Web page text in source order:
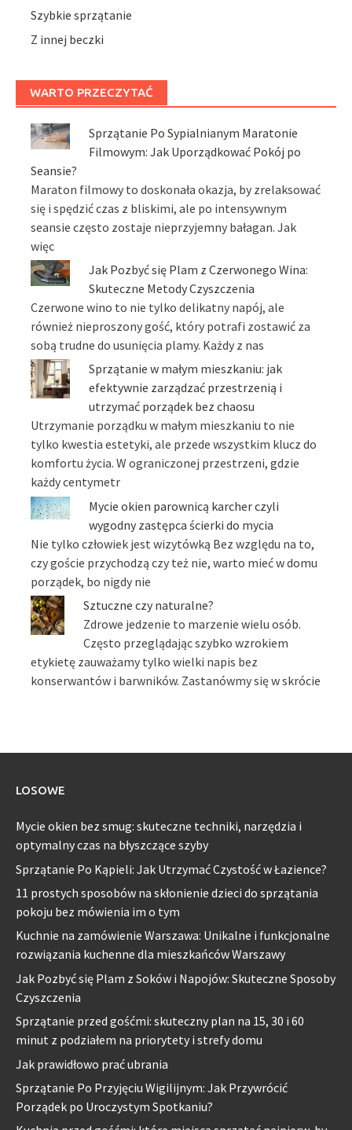
Szybkie sprzątanie
Z innej beczki
WARTO PRZECZYTAĆ
Sprzątanie Po Sypialnianym Maratonie
Filmowym: Jak Uporządkować Pokój po
Seansie?
Maraton filmowy to doskonała okazja, by zrelaksować
się i spędzić czas z bliskimi, ale po intensywnym
seansie często zostaje nieprzyjemny bałagan. Jak
więc
Jak Pozbyć się Plam z Czerwonego Wina:
Skuteczne Metody Czyszczenia
Czerwone wino to nie tylko delikatny napój, ale
również nieproszony gość, który potrafi zostawić za
sobą trudne do usunięcia plamy. Każdy z nas
Sprzątanie w małym mieszkaniu: jak
efektywnie zarządzać przestrzenią i
utrzymać porządek bez chaosu
Utrzymanie porządku w małym mieszkaniu to nie
tylko kwestia estetyki, ale przede wszystkim klucz do
komfortu życia. W ograniczonej przestrzeni, gdzie
każdy centymetr
Mycie okien parownicą karcher czyli
wygodny zastępca ścierki do mycia
Nie tylko człowiek jest wizytówką Bez względu na to,
czy goście przychodzą czy też nie, warto mieć w domu
porządek, bo nigdy nie
Sztuczne czy naturalne?
Zdrowe jedzenie to marzenie wielu osób.
Często przeglądając szybko wzrokiem
etykietę zauważamy tylko wielki napis bez
konserwantów i barwników. Zastanówmy się w skrócie
LOSOWE
Mycie okien bez smug: skuteczne techniki, narzędzia i
optymalny czas na błyszczące szyby
Sprzątanie Po Kąpieli: Jak Utrzymać Czystość w Łazience?
11 prostych sposobów na skłonienie dzieci do sprzątania
pokoju bez mówienia im o tym
Kuchnie na zamówienie Warszawa: Unikalne i funkcjonalne
rozwiązania kuchenne dla mieszkańców Warszawy
Jak Pozbyć się Plam z Soków i Napojów: Skuteczne Sposoby
Czyszczenia
Sprzątanie przed gośćmi: skuteczny plan na 15, 30 i 60
minut z podziałem na priorytety i strefy domu
Jak prawidłowo prać ubrania
Sprzątanie Po Przyjęciu Wigilijnym: Jak Przywrócić
Porządek po Uroczystym Spotkaniu?